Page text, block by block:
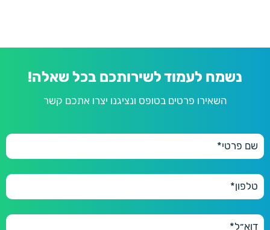
נשמח לעמוד לשירותכם בכל שאלה!
השאירו פרטים בטופס ונציגנו יצרו אתכם קשר